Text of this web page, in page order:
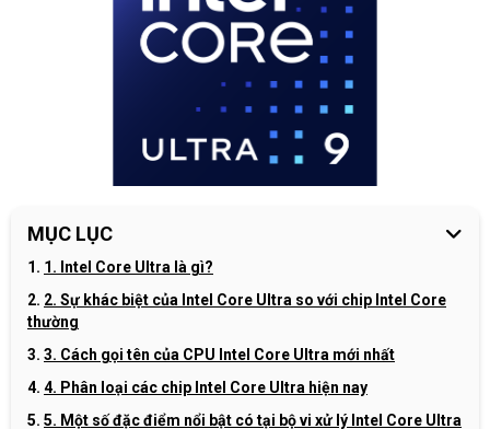
MỤC LỤC
1. Intel Core Ultra là gì?
2. Sự khác biệt của Intel Core Ultra so với chip Intel Core
thường
3. Cách gọi tên của CPU Intel Core Ultra mới nhất
4. Phân loại các chip Intel Core Ultra hiện nay
5. Một số đặc điểm nổi bật có tại bộ vi xử lý Intel Core Ultra